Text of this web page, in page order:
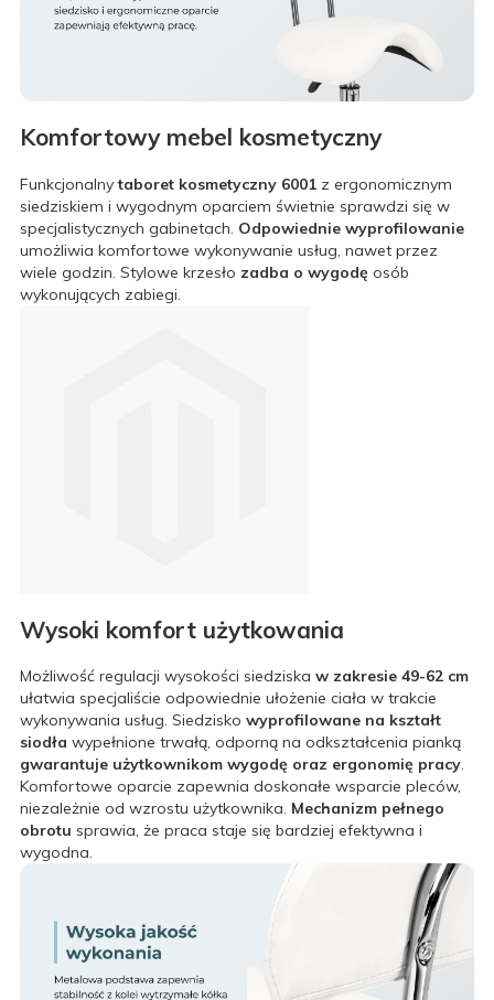
Komfortowy mebel kosmetyczny
Funkcjonalnytaboret kosmetyczny 6001 z ergonomicznym
siedziskiem i wygodnym oparciem świetnie sprawdzi się w
specjalistycznych gabinetach. Odpowiednie wyprofilowanie
umożliwia komfortowe wykonywanie usług, nawet przez
wiele godzin. Stylowe krzesło zadba o wygodę osób
wykonujących zabiegi.
Wysoki komfort użytkowania
Możliwość regulacji wysokości siedziska w zakresie 49-62 cm
ułatwia specjaliście odpowiednie ułożenie ciała w trakcie
wykonywania usług. Siedzisko wyprofilowane na kształt
siodła wypełnione trwałą, odporną na odkształcenia pianką
gwarantuje użytkownikom wygodę oraz ergonomię pracy.
Komfortowe oparcie zapewnia doskonałe wsparcie pleców,
niezależnie od wzrostu użytkownika. Mechanizm pełnego
obrotu sprawia, że praca staje się bardziej efektywna i
wygodna.